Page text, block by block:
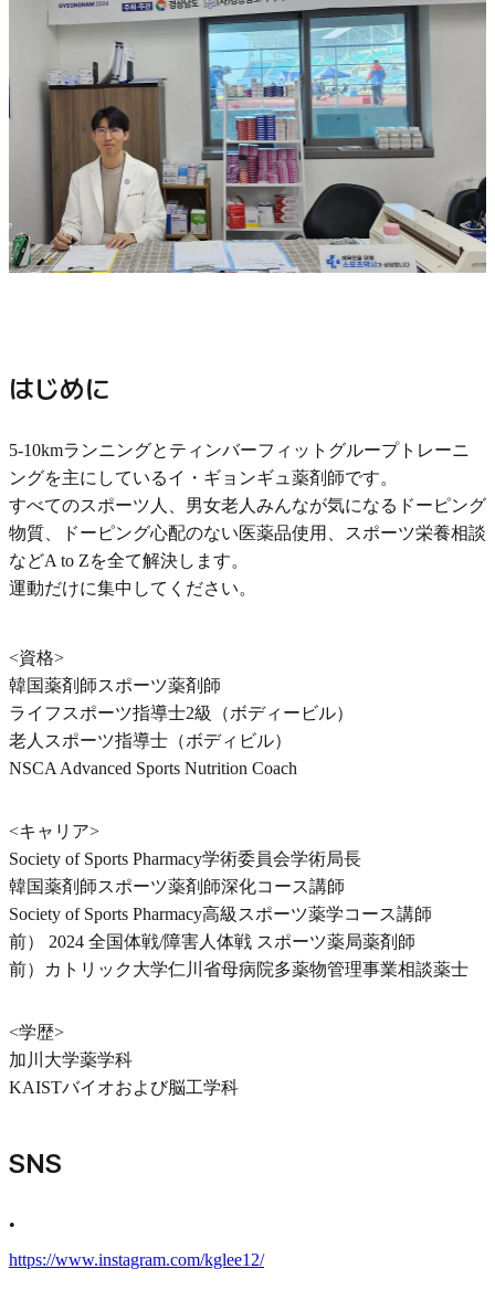
はじめに
5-10kmランニングとティンバーフィットグループトレーニ
ングを主にしているイ・ギョンギュ薬剤師です。
すべてのスポーツ人、男女老人みんなが気になるドーピング
物質、ドーピング心配のない医薬品使用、スポーツ栄養相談
などA to Zを全て解決します。
運動だけに集中してください。
<資格>
韓国薬剤師スポーツ薬剤師
ライフスポーツ指導士2級（ボディービル）
老人スポーツ指導士（ボディビル）
NSCA Advanced Sports Nutrition Coach
<キャリア>
Society of Sports Pharmacy学術委員会学術局長
韓国薬剤師スポーツ薬剤師深化コース講師
Society of Sports Pharmacy高級スポーツ薬学コース講師
前） 2024 全国体戦/障害人体戦 スポーツ薬局薬剤師
前）カトリック大学仁川省母病院多薬物管理事業相談薬士
<学歴>
加川大学薬学科
KAISTバイオおよび脳工学科
SNS
•
https://www.instagram.com/kglee12/